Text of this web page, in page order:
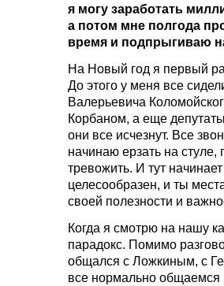
я могу заработать
а потом мне полгода
время и подпрыгиваю
На Новый год я первый
До этого у меня все
Валерьевича
Корбаном, а еще
они все исчезнут. Все
начинаю ерзать на стуле,
тревожить. И тут
целесообразен, и ты
своей полезности и
Когда я смотрю на нашу
парадокс. Помимо
общался с Ложкиным, с
все нормально общаемся